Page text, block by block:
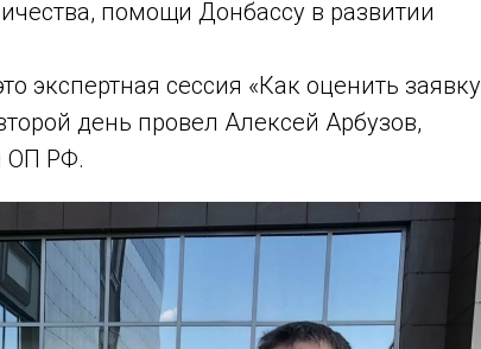
помощи Донбассу в развитии
экспертная сессия «Как оценить заявку
день провел Алексей Арбузов,
ОП РФ.